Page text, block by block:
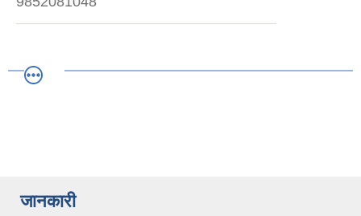
जानकारी